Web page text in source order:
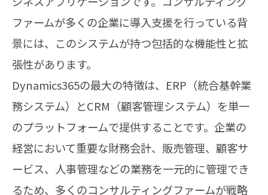
ファームが多くの企業に導入支援を行っている背
景には、このシステムが持つ包括的な機能性と拡
張性があります。
Dynamics365の最大の特徴は、ERP（統合基幹業
務システム）とCRM（顧客管理システム）を単一
のプラットフォームで提供することです。企業の
経営において重要な財務会計、販売管理、顧客サ
ービス、人事管理などの業務を一元的に管理でき
るため、多くのコンサルティングファームが戦略